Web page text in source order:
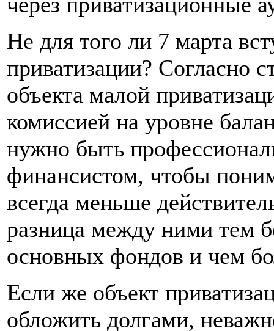
Не для того ли 7 марта
приватизации? Согласно
объекта малой
комиссией на уровне
нужно быть
финансистом, чтобы
всегда меньше
разница между ними тем
основных фондов и чем
Если же объект
обложить долгами,